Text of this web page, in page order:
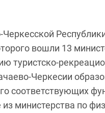
вошли 13
туристско-
Черкесии
соответствующих
министерства по